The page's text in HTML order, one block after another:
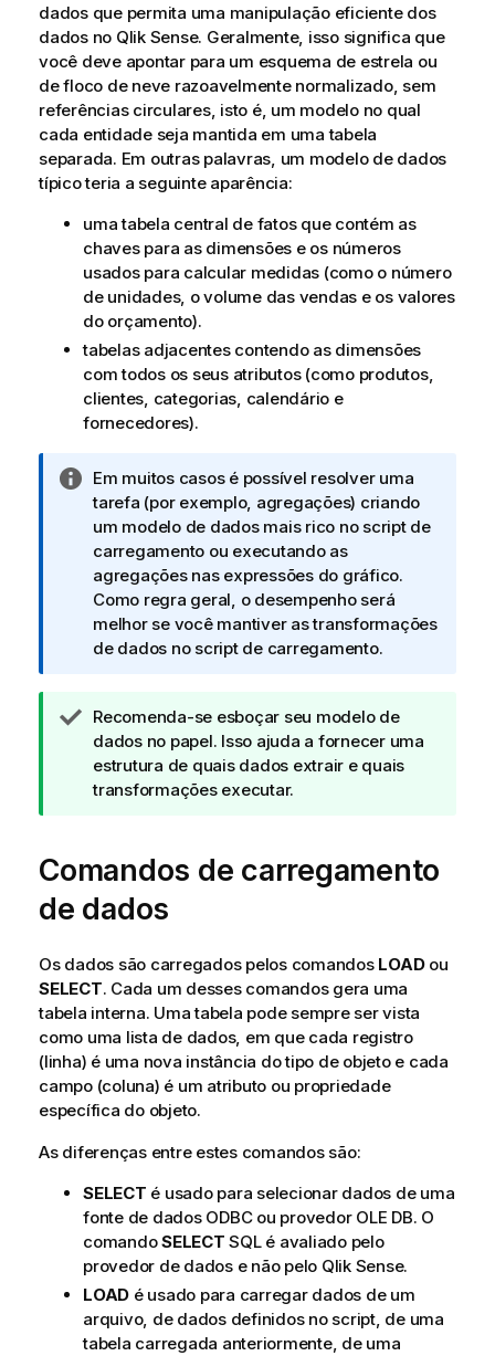
dados que permita uma manipulação eficiente dos
dados no Qlik Sense. Geralmente, isso significa que
você deve apontar para um esquema de estrela ou
de floco de neve razoavelmente normalizado, sem
referências circulares, isto é, um modelo no qual
cada entidade seja mantida em uma tabela
separada. Em outras palavras, um modelo de dados
típico teria a seguinte aparência:
uma tabela central de fatos que contém as
chaves para as dimensões e os números
usados para calcular medidas (como o número
de unidades, o volume das vendas e os valores
do orçamento).
tabelas adjacentes contendo as dimensões
com todos os seus atributos (como produtos,
clientes, categorias, calendário e
fornecedores).
N
o
t
a
i
n
f
o
a
t
i
v
Em muitos casos é possível resolver uma
tarefa (por exemplo, agregações) criando
um modelo de dados mais rico no script de
carregamento ou executando as
agregações nas expressões do gráfico.
Como regra geral, o desempenho será
melhor se você mantiver as transformações
de dados no script de carregamento.
N
o
t
a
d
c
Recomenda-se esboçar seu modelo de
dados no papel. Isso ajuda a fornecer uma
estrutura de quais dados extrair e quais
transformações executar.
Comandos de carregamento
de dados
Os dados são carregados pelos comandos LOADou
SELECT. Cada um desses comandos gera uma
tabela interna. Uma tabela pode sempre ser vista
como uma lista de dados, em que cada registro
(linha) é uma nova instância do tipo de objeto e cada
campo (coluna) é um atributo ou propriedade
específica do objeto.
As diferenças entre estes comandos são:
SELECT é usado para selecionar dados de uma
fonte de dados ODBCou provedor OLE DB. O
comandoSELECT SQLé avaliado pelo
provedor de dados e não pelo Qlik Sense.
LOAD é usado para carregar dados de um
arquivo, de dados definidos no script, de uma
tabela carregada anteriormente, de uma